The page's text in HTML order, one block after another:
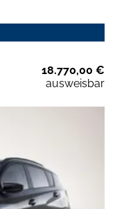
18.770,00 €
ausweisbar